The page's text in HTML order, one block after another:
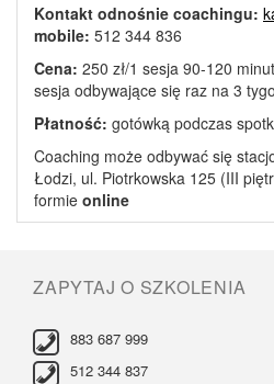
Kontakt odnośnie coachingu:
mobile: 512 344 836
Cena: 250 zł/1 sesja 90-120
sesja odbywające się raz na 3
Płatność: gotówką podczas
Coaching może odbywać się
Łodzi, ul. Piotrkowska 125 (III
formie online
ZAPYTAJ O SZKOLENIA
883 687 999
512 344 837